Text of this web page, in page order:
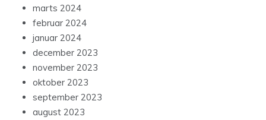
marts 2024
februar 2024
januar 2024
december 2023
november 2023
oktober 2023
september 2023
august 2023